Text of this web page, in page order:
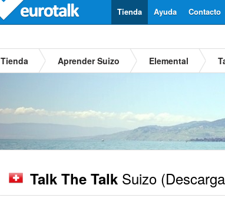
Contacto
Ayuda
Tienda
Tienda Aprender Suizo Elemental
Talk The Talk Suizo